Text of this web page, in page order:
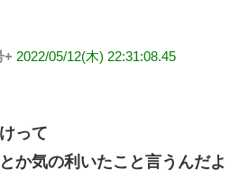
+ 2022/05/12(木) 22:31:08.45
って
か気の利いたこと言うんだよ